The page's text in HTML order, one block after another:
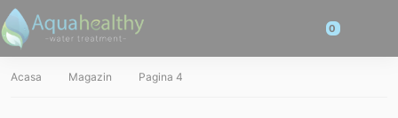
Acasa Magazin Pagina 4